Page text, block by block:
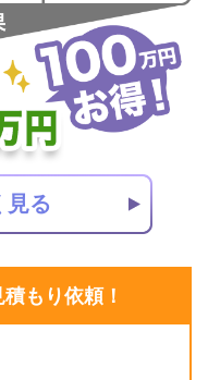
もり依頼！
見る